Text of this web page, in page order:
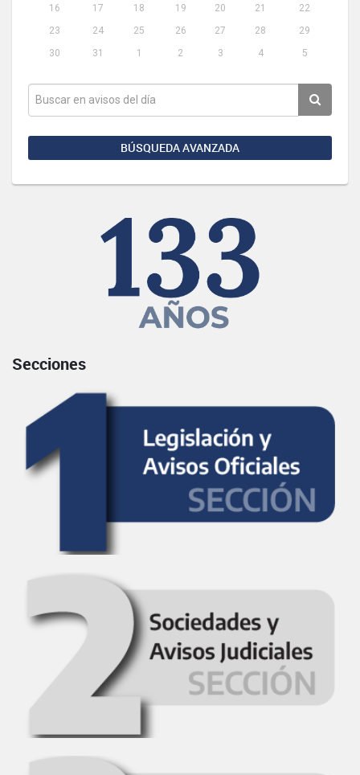
16
17 18 19 20 21
22
23
24 25 26 27 28
29
30
31 1 2 3 4 5
BÚSQUEDA AVANZADA
Secciones